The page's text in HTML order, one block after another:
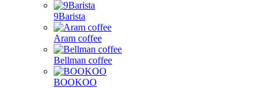
9Barista
Aram coffee
Bellman coffee
BOOKOO